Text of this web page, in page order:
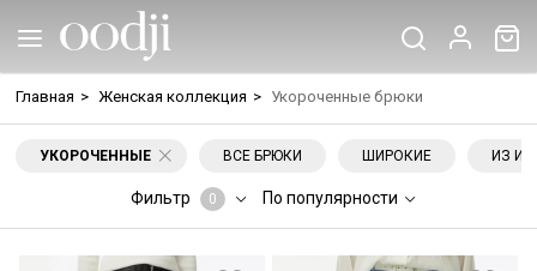
Главная > Женская коллекция > Укороченные брюки
УКОРОЧЕННЫЕ ВСЕ БРЮКИ ШИРОКИЕ ИЗ
Фильтр 0 По популярности